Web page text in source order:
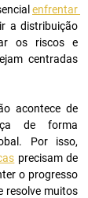
enfrentar
a distribuição
os riscos e
centradas
acontece de
de forma
precisam de
o progresso
resolve muitos